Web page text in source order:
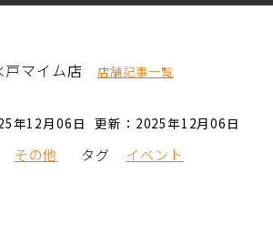
戸マイム店 店舗記事一覧
年12月06日 更新：2025年12月06日
その他 タグ イベント